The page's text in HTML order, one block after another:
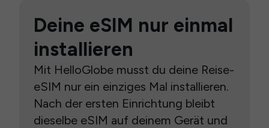
Deine eSIM nur einmal
installieren
Mit HelloGlobe musst du deine Reise-
eSIM nur ein einziges Mal installieren.
Nach der ersten Einrichtung bleibt
dieselbe eSIM auf deinem Gerät und